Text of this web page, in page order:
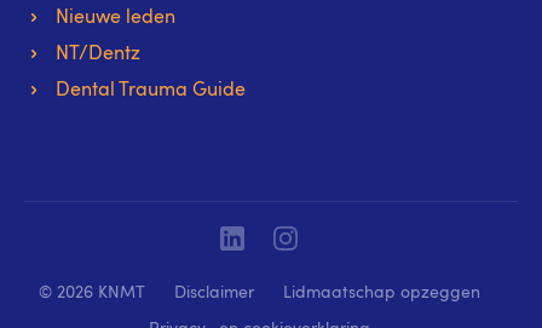
Nieuwe leden
NT/Dentz
Dental Trauma Guide
© 2026 KNMT Disclaimer Lidmaatschap opzeggen
Linkedin